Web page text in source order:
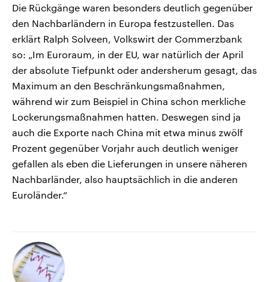
Die Rückgänge waren besonders deutlich gegenüber
den Nachbarländern in Europa festzustellen. Das
erklärt Ralph Solveen, Volkswirt der Commerzbank
so: „Im Euroraum, in der EU, war natürlich der April
der absolute Tiefpunkt oder andersherum gesagt, das
Maximum an den Beschränkungsmaßnahmen,
während wir zum Beispiel in China schon merkliche
Lockerungsmaßnahmen hatten. Deswegen sind ja
auch die Exporte nach China mit etwa minus zwölf
Prozent gegenüber Vorjahr auch deutlich weniger
gefallen als eben die Lieferungen in unsere näheren
Nachbarländer, also hauptsächlich in die anderen
Euroländer.“